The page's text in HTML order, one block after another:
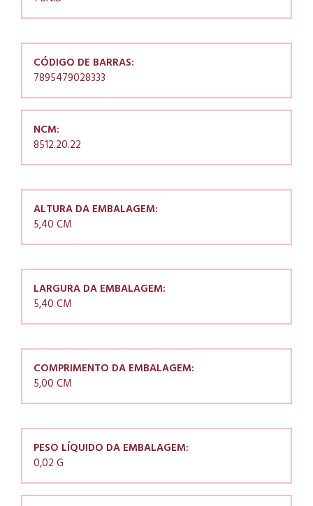
CÓDIGO DE BARRAS:
7895479028333
NCM:
8512.20.22
ALTURA DA EMBALAGEM:
5,40 CM
LARGURA DA EMBALAGEM:
5,40 CM
COMPRIMENTO DA EMBALAGEM:
5,00 CM
PESO LÍQUIDO DA EMBALAGEM:
0,02 G